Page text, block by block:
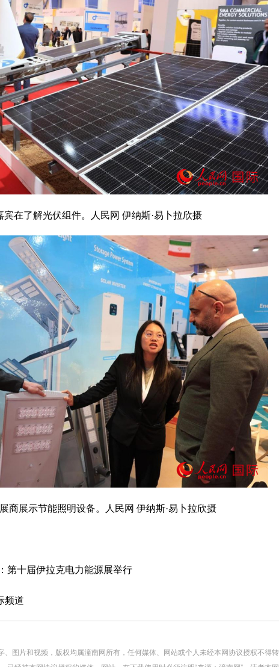
宾在了解光伏组件。人民网 伊纳斯·易卜拉欣摄
商展示节能照明设备。人民网 伊纳斯·易卜拉欣摄
第十届伊拉克电力能源展举行
频道
、图片和视频，版权均属潼南网所有，任何媒体、网站或个人未经本网协议授权不得转